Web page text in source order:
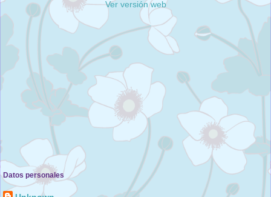
Ver versión web
Datos personales